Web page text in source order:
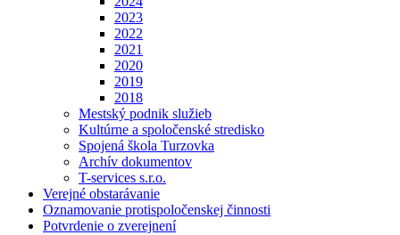
2023
2022
2021
2020
2019
2018
Mestský podnik služieb
Kultúrne a spoločenské stredisko
Spojená škola Turzovka
Archív dokumentov
T-services s.r.o.
Verejné obstarávanie
Oznamovanie protispoločenskej činnosti
Potvrdenie o zverejnení